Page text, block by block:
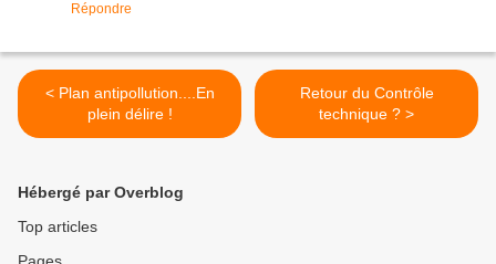
Répondre
< Plan antipollution....En
plein délire !
Retour du Contrôle
technique ? >
Hébergé par Overblog
Top articles